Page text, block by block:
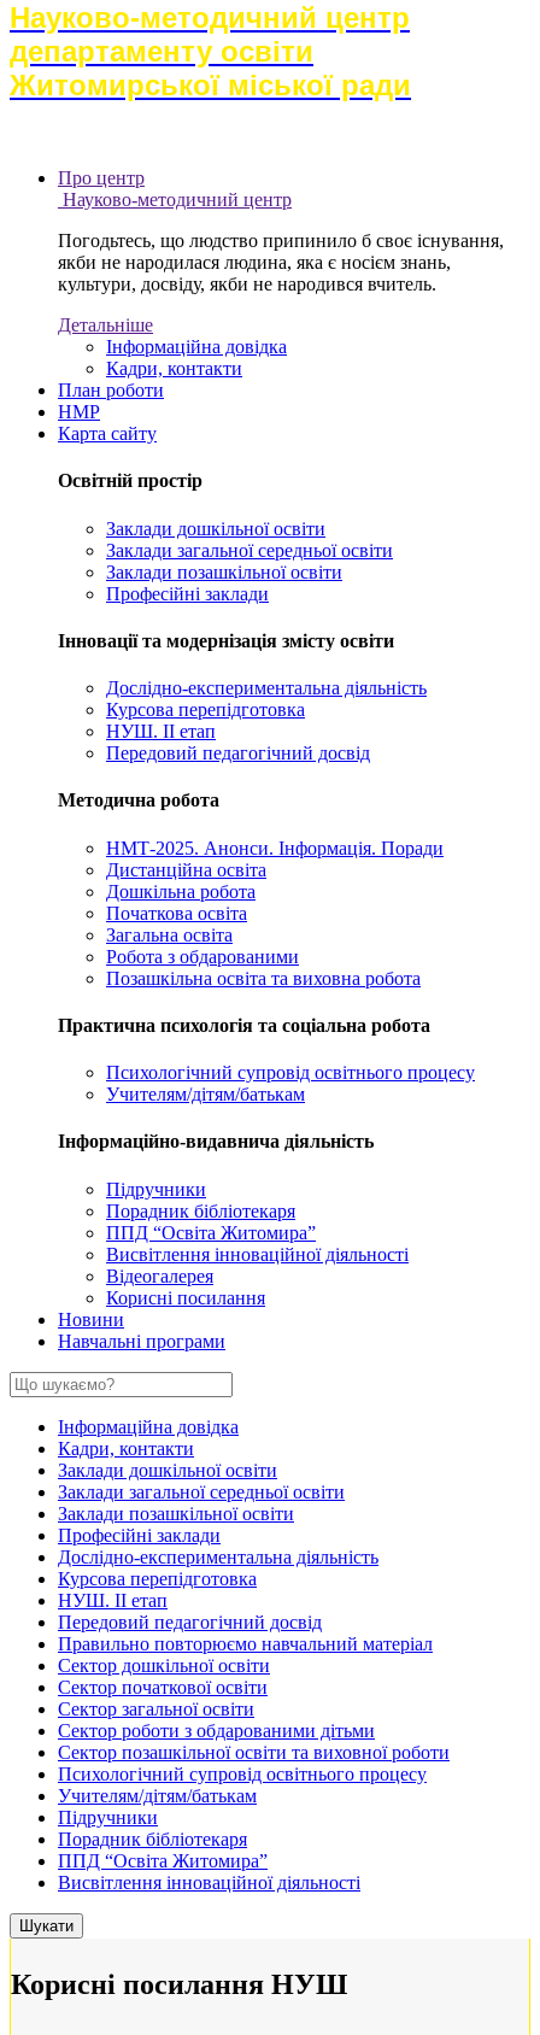
Науково-методичний центр
департаменту освіти
Житомирської міської ради
Про центр
Науково-методичний центр
Погодьтесь, що людство припинило б своє існування,
якби не народилася людина, яка є носієм знань,
культури, досвіду, якби не народився вчитель.
Детальніше
Інформаційна довідка
Кадри, контакти
План роботи
НМР
Карта сайту
Освітній простір
Заклади дошкільної освіти
Заклади загальної середньої освіти
Заклади позашкільної освіти
Професійні заклади
Інновації та модернізація змісту освіти
Дослідно-експериментальна діяльність
Курсова перепідготовка
НУШ. ІІ етап
Передовий педагогічний досвід
Методична робота
НМТ-2025. Анонси. Інформація. Поради
Дистанційна освіта
Дошкільна робота
Початкова освіта
Загальна освіта
Робота з обдарованими
Позашкільна освіта та виховна робота
Практична психологія та соціальна робота
Психологічний супровід освітнього процесу
Учителям/дітям/батькам
Інформаційно-видавнича діяльність
Підручники
Порадник бібліотекаря
ППД “Освіта Житомира”
Висвітлення інноваційної діяльності
Відеогалерея
Корисні посилання
Новини
Навчальні програми
Інформаційна довідка
Кадри, контакти
Заклади дошкільної освіти
Заклади загальної середньої освіти
Заклади позашкільної освіти
Професійні заклади
Дослідно-експериментальна діяльність
Курсова перепідготовка
НУШ. ІІ етап
Передовий педагогічний досвід
Правильно повторюємо навчальний матеріал
Сектор дошкільної освіти
Сектор початкової освіти
Сектор загальної освіти
Сектор роботи з обдарованими дітьми
Сектор позашкільної освіти та виховної роботи
Психологічний супровід освітнього процесу
Учителям/дітям/батькам
Підручники
Порадник бібліотекаря
ППД “Освіта Житомира”
Висвітлення інноваційної діяльності
Корисні посилання НУШ